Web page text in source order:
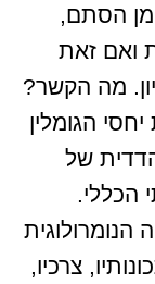
מן הסתם,
ואם זאת
מה הקשר?
הגומלין
של
הכללי.
צרכיו,